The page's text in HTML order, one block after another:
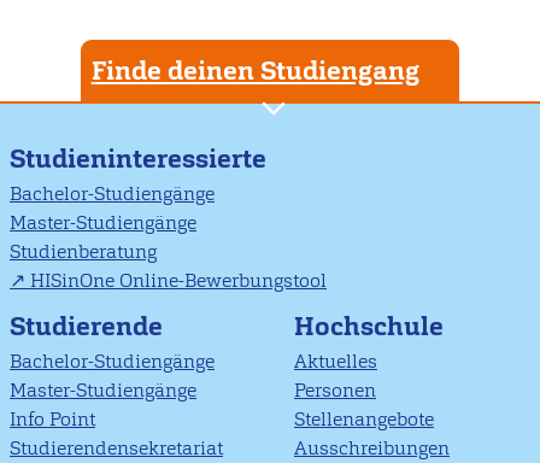
Finde deinen Studiengang
Studieninteressierte
Bachelor-Studiengänge
Master-Studiengänge
Studienberatung
HISinOne Online-Bewerbungstool
Studierende
Bachelor-Studiengänge
Master-Studiengänge
Info Point
Studierendensekretariat
Hochschule
Aktuelles
Personen
Stellenangebote
Ausschreibungen